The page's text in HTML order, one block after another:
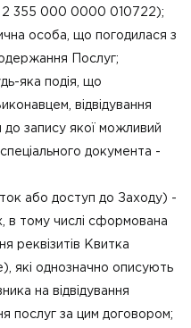
2 355 000 0000 010722);
особа, що погодилася з
Послуг;
яка подія, що
відвідування
до запису якої можливий
документа -
або доступ до Заходу) -
в тому числі сформована
реквізитів Квитка
які однозначно описують
на відвідування
послуг за цим договором;